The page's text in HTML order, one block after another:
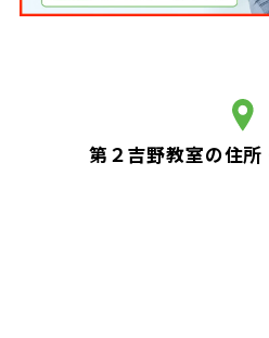
第２吉野教室の住所